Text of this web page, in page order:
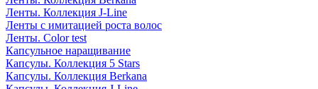
Ленты. Коллекция J-Line
Ленты с имитацией роста волос
Ленты. Color test
Капсульное наращивание
Капсулы. Коллекция 5 Stars
Капсулы. Коллекция Berkana